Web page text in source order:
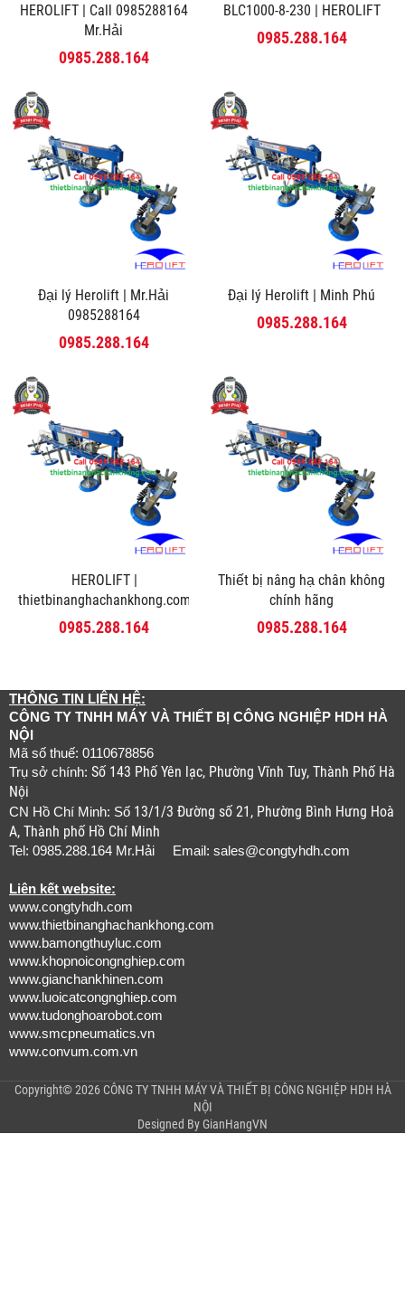
HEROLIFT | Call 0985288164
Mr.Hải
0985.288.164
BLC1000-8-230 | HEROLIFT
0985.288.164
Đại lý Herolift | Mr.Hải
0985288164
0985.288.164
Đại lý Herolift | Minh Phú
0985.288.164
HEROLIFT |
thietbinanghachankhong.com
0985.288.164
Thiết bị nâng hạ chân không
chính hãng
0985.288.164
THÔNG TIN LIÊN HỆ:
CÔNG TY TNHH MÁY VÀ THIẾT BỊ CÔNG NGHIỆP HDH HÀ
NỘI
Mã số thuế: 0110678856
Trụ sở chính: Số 143 Phố Yên lạc, Phường Vĩnh Tuy, Thành Phố Hà
Nội
CN Hồ Chí Minh: Số 13/1/3 Đường số 21, Phường Bình Hưng Hoà
A, Thành phố Hồ Chí Minh
Tel: 0985.288.164 Mr.Hải Email: sales@congtyhdh.com
Liên kết website:
www.congtyhdh.com
www.thietbinanghachankhong.com
www.bamongthuyluc.com
www.khopnoicongnghiep.com
www.gianchankhinen.com
www.luoicatcongnghiep.com
www.tudonghoarobot.com
www.smcpneumatics.vn
www.convum.com.vn
Copyright© 2026 CÔNG TY TNHH MÁY VÀ THIẾT BỊ CÔNG NGHIỆP HDH HÀ
NỘI
Designed By GianHangVN